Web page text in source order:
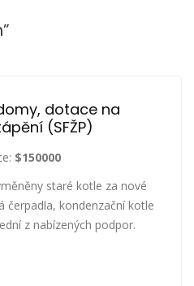
dotace na
(SFŽP)
$150000
staré kotle za nové
čerpadla, kondenzační kotle
z nabízených podpor.